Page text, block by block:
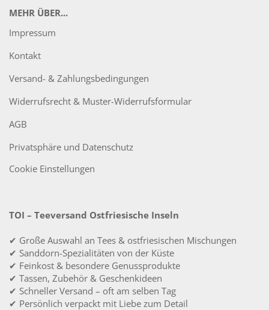
MEHR ÜBER...
Impressum
Kontakt
Versand- & Zahlungsbedingungen
Widerrufsrecht & Muster-Widerrufsformular
AGB
Privatsphäre und Datenschutz
Cookie Einstellungen
TOI – Teeversand Ostfriesische Inseln
✔ Große Auswahl an Tees & ostfriesischen Mischungen
✔ Sanddorn-Spezialitäten von der Küste
✔ Feinkost & besondere Genussprodukte
✔ Tassen, Zubehör & Geschenkideen
✔ Schneller Versand – oft am selben Tag
✔ Persönlich verpackt mit Liebe zum Detail